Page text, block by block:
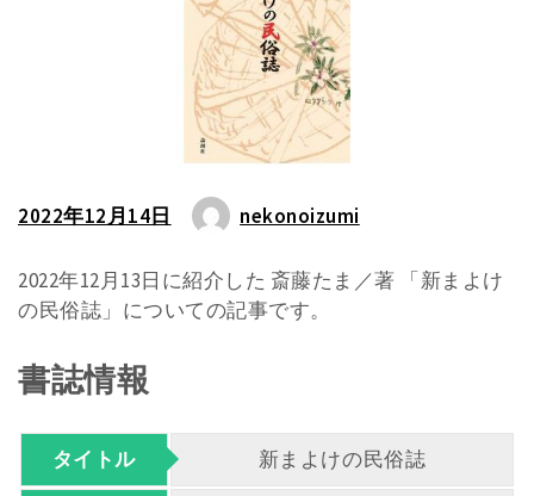
2022年12月14日 nekonoizumi
2022年12月13日に紹介した 斎藤たま／著 「新まよけ
の民俗誌」についての記事です。
書誌情報
タイトル 新まよけの民俗誌